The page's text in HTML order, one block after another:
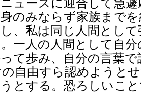
ュースに迎合して急
のみならず家族まで
、私は同じ人間とし
一人の人間として自
て歩み、自分の言葉
自由すら認めようと
とする。恐ろしいこ